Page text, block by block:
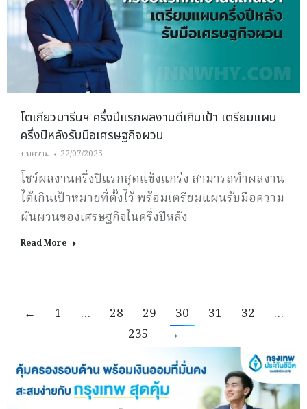
โตเกียวมารีนฯ ครึ่งปีแรกผลงานดีเกินเป้า เตรียมแผน
ครึ่งปีหลังรับมือเศรษฐกิจผวน
บทความ 22/07/2025
โชว์ผลงานครึ่งปีแรกสุดแข็งแกร่ง สามารถทำผลงาน
ได้เกินเป้าหมายที่ตั้งไว้ พร้อมเตรียมแผนรับมือความ
ผันผวนของเศรษฐกิจในครึ่งปีหลัง
Read More
← 1 … 28 29 30 31 32
…
235
→